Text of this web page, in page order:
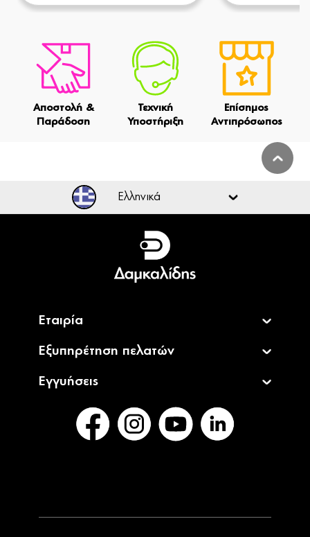
Αποστολή &
Παράδοση
Τεχνική
Υποστήριξη
Επίσημος
Αντιπρόσωπος
Ελληνικά
Ελληνικά
English
Εταιρία
Εξυπηρέτηση πελατών
Εγγυήσεις